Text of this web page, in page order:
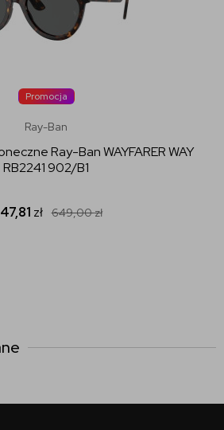
Promocja
Ray-Ban
Ray-Ban WAYFARER WAY
RB2241 902/B1
zł 649,00zł